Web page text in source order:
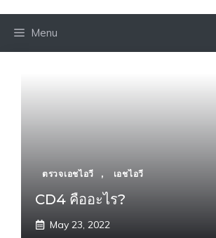
Menu
ตรวจเอชไอวี , เอชไอวี
CD4 คืออะไร?
May 23, 2022